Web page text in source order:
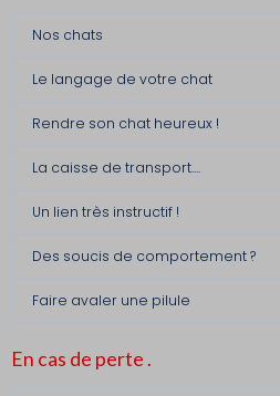
Nos chats
Le langage de votre chat
Rendre son chat heureux !
La caisse de transport....
Un lien très instructif !
Des soucis de comportement ?
Faire avaler une pilule
En cas de perte .